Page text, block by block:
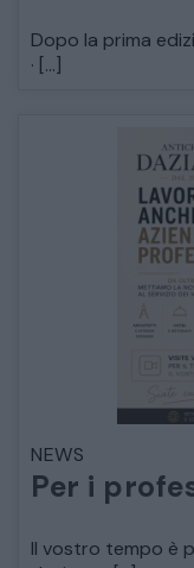
Dopo la prima
· […]
NEWS
Per i
Il vostro tempo è